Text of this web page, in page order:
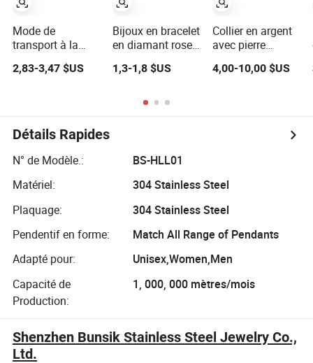
Mode de
transport à la
collocation,
goutte,
fournitures pour
la fabrication de
bijoux
2,83-3,47 $US
Bijoux en bracelet
en diamant rose
précieuse 14K
1,3-1,8 $US
Collier en argent
avec pierre
bleue, bijou de
4,00-10,00 $US
Détails Rapides
N° de Modèle.:
BS-HLL01
Matériel:
304 Stainless Steel
Plaquage:
304 Stainless Steel
Pendentif en forme:
Match All Range of Pendants
Adapté pour:
Unisex,Women,Men
Capacité de
Production:
1, 000, 000 mètres/mois
Shenzhen Bunsik Stainless Steel Jewelry Co.,
Ltd.